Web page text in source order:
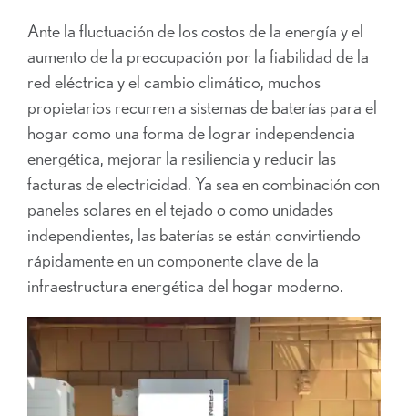
Ante la fluctuación de los costos de la energía y el
aumento de la preocupación por la fiabilidad de la
red eléctrica y el cambio climático, muchos
propietarios recurren a sistemas de baterías para el
hogar como una forma de lograr independencia
energética, mejorar la resiliencia y reducir las
facturas de electricidad. Ya sea en combinación con
paneles solares en el tejado o como unidades
independientes, las baterías se están convirtiendo
rápidamente en un componente clave de la
infraestructura energética del hogar moderno.